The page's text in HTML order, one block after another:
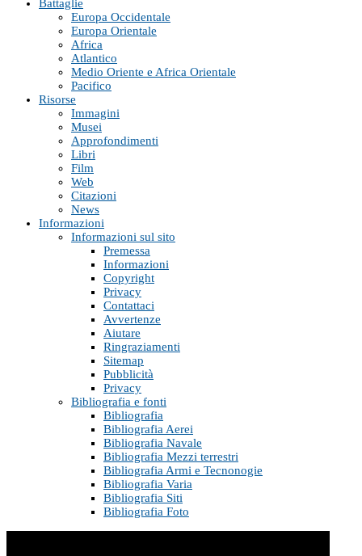
Battaglie
Europa Occidentale
Europa Orientale
Africa
Atlantico
Medio Oriente e Africa Orientale
Pacifico
Risorse
Immagini
Musei
Approfondimenti
Libri
Film
Web
Citazioni
News
Informazioni
Informazioni sul sito
Premessa
Informazioni
Copyright
Privacy
Contattaci
Avvertenze
Aiutare
Ringraziamenti
Sitemap
Pubblicità
Privacy
Bibliografia e fonti
Bibliografia
Bibliografia Aerei
Bibliografia Navale
Bibliografia Mezzi terrestri
Bibliografia Armi e Tecnonogie
Bibliografia Varia
Bibliografia Siti
Bibliografia Foto